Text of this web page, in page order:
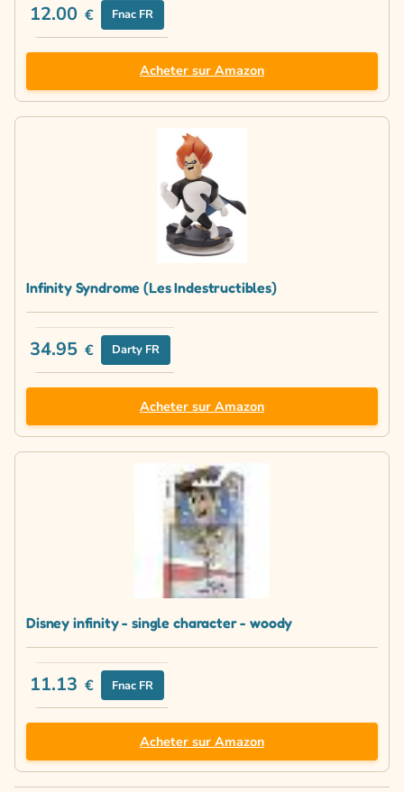
12.00 € Fnac FR
Acheter sur Amazon
Infinity Syndrome (Les Indestructibles)
34.95 € Darty FR
Acheter sur Amazon
Disney infinity - single character - woody
11.13 € Fnac FR
Acheter sur Amazon